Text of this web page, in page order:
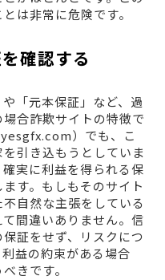
は非常に危険です。
確認する
「元本保証」など、過
合詐欺サイトの特徴で
）でも、こ
引き込もうとしていま
実に利益を得られる保
す。もしもそのサイト
自然な主張をしている
間違いありません。信
証をせず、リスクにつ
益の約束がある場合
きです。